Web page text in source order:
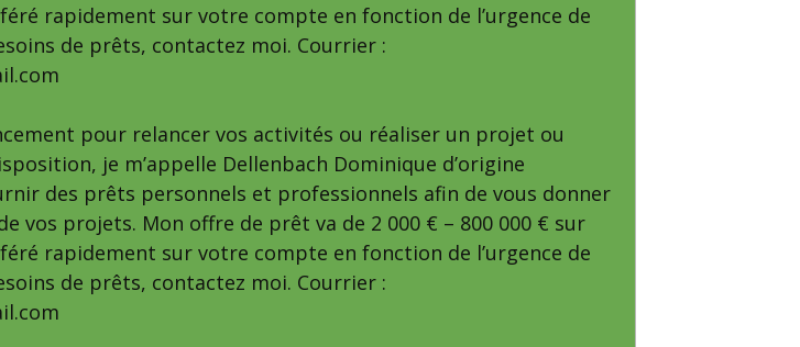
rapidement sur votre compte en fonction de l’urgence de
de prêts, contactez moi. Courrier :
pour relancer vos activités ou réaliser un projet ou
je m’appelle Dellenbach Dominique d’origine
des prêts personnels et professionnels afin de vous donner
vos projets. Mon offre de prêt va de 2 000 € – 800 000 € sur
rapidement sur votre compte en fonction de l’urgence de
de prêts, contactez moi. Courrier :